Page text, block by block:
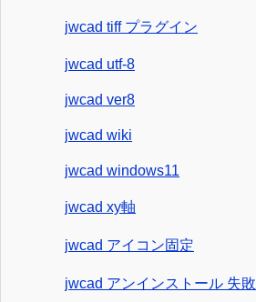
jwcad tiff プラグイン
jwcad utf-8
jwcad ver8
jwcad wiki
jwcad windows11
jwcad xy軸
jwcad アイコン固定
jwcad アンインストール 失敗